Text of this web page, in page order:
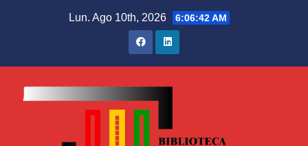
Lun. Ago 10th, 2026 6:06:42 AM